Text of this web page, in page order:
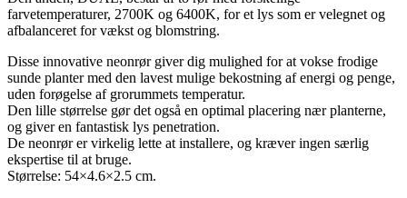
farvetemperaturer, 2700K og 6400K, for et lys som er velegnet og
afbalanceret for vækst og blomstring.
Disse innovative neonrør giver dig mulighed for at vokse frodige
sunde planter med den lavest mulige bekostning af energi og penge,
uden forøgelse af grorummets temperatur.
Den lille størrelse gør det også en optimal placering nær planterne,
og giver en fantastisk lys penetration.
De neonrør er virkelig lette at installere, og kræver ingen særlig
ekspertise til at bruge.
Størrelse: 54×4.6×2.5 cm.